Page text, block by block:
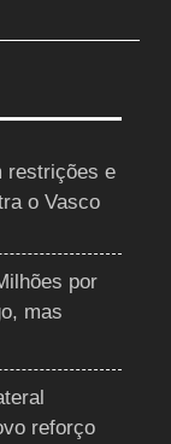
restrições e
o Vasco
por
mas
reforço